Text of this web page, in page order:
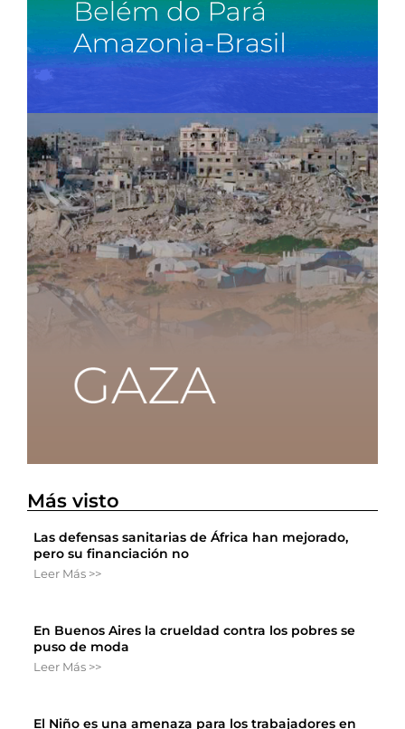
Más visto
Las defensas sanitarias de África han mejorado,
pero su financiación no
Leer Más >>
En Buenos Aires la crueldad contra los pobres se
puso de moda
Leer Más >>
El Niño es una amenaza para los trabajadores en